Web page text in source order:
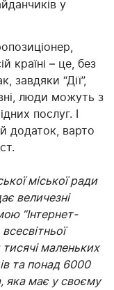
у
країні – це, без
завдяки “Дії”,
люди можуть з
послуг. І
додаток, варто
міської ради
величезні
“Інтернет-
маленьких
та понад 6000
яка має у своєму